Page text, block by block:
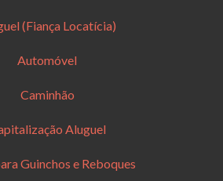
(Fiança Locatícia)
Automóvel
Caminhão
Aluguel
Guinchos e Reboques